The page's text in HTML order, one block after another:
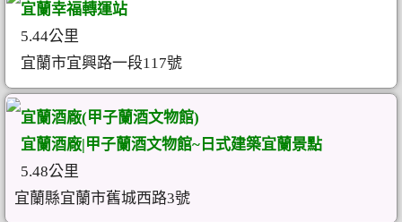
宜蘭幸福轉運站
5.44公里
宜蘭市宜興路一段117號
宜蘭酒廠(甲子蘭酒文物館)
宜蘭酒廠|甲子蘭酒文物館~日式建築宜蘭景點
5.48公里
宜蘭縣宜蘭市舊城西路3號